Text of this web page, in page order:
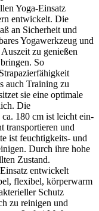
Yoga-Einsatz
entwickelt. Die
an Sicherheit und
Yogawerkzeug und
zu genießen
So
auch Training zu
sie eine optimale
Die
180 cm ist leicht ein-
transportieren und
ist feuchtigkeits- und
Durch ihre hohe
Zustand.
entwickelt
flexibel, körperwarm
Schutz
zu reinigen und